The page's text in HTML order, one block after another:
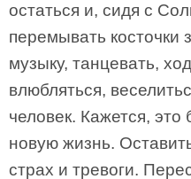
остаться и, сидя с
перемывать косточки
музыку, танцевать,
влюбляться,
человек. Кажется,
новую жизнь.
страх и тревоги.